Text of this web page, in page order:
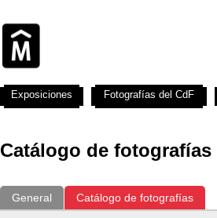
Catálogo de fotografías
General Catálogo de fotografías
Exposiciones Fotografías del CdF